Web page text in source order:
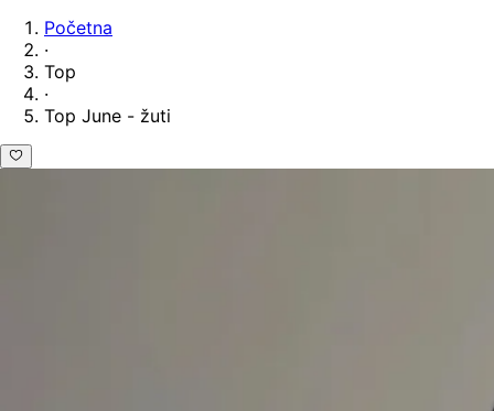
Početna
·
Top
·
Top June - žuti